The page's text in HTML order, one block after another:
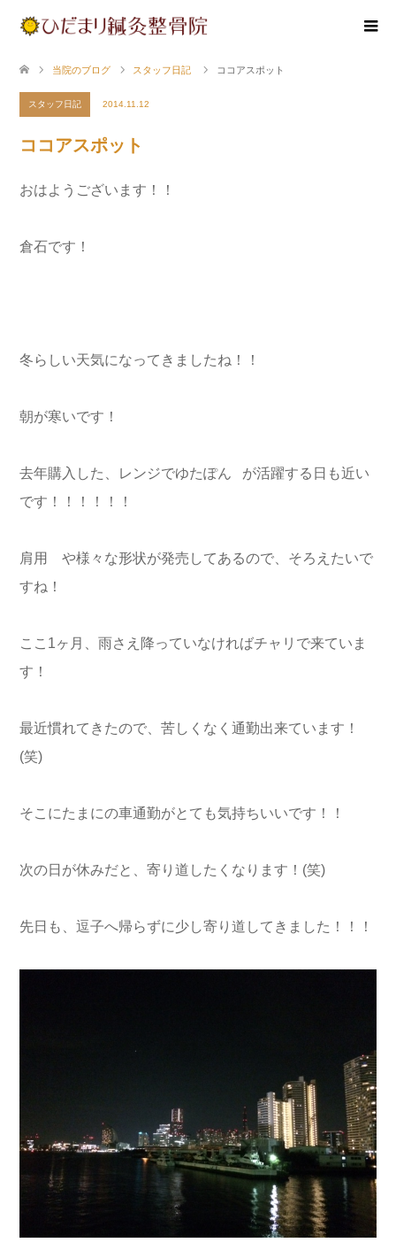
当院のブログ スタッフ日記 ココアスポット
スタッフ日記 2014.11.12
ココアスポット
おはようございます！！
倉石です！
冬らしい天気になってきましたね！！
朝が寒いです！
去年購入した、レンジでゆたぽん が活躍する日も近い
です！！！！！！
肩用 や様々な形状が発売してあるので、そろえたいで
すね！
ここ1ヶ月、雨さえ降っていなければチャリで来ていま
す！
最近慣れてきたので、苦しくなく通勤出来ています！
(笑)
そこにたまにの車通勤がとても気持ちいいです！！
次の日が休みだと、寄り道したくなります！(笑)
先日も、逗子へ帰らずに少し寄り道してきました！！！